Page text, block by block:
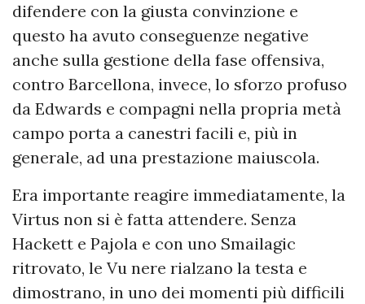
difendere con la giusta convinzione e
questo ha avuto conseguenze negative
anche sulla gestione della fase offensiva,
contro Barcellona, invece, lo sforzo profuso
da Edwards e compagni nella propria metà
campo porta a canestri facili e, più in
generale, ad una prestazione maiuscola.
Era importante reagire immediatamente, la
Virtus non si è fatta attendere. Senza
Hackett e Pajola e con uno Smailagic
ritrovato, le Vu nere rialzano la testa e
dimostrano, in uno dei momenti più difficili